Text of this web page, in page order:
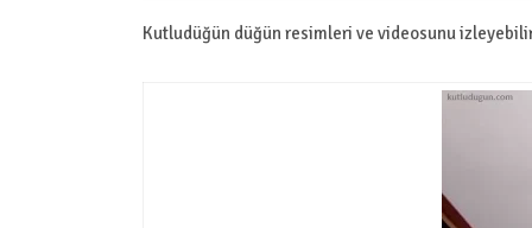
Kutludüğün düğün resimleri ve videosunu